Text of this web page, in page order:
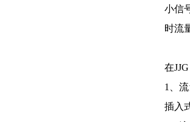
小信
时流
在
1
插入